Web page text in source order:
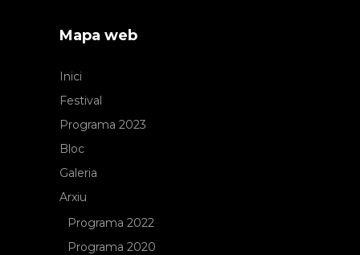
Mapa web
Inici
Festival
Programa 2023
Bloc
Galeria
Arxiu
Programa 2022
Programa 2020